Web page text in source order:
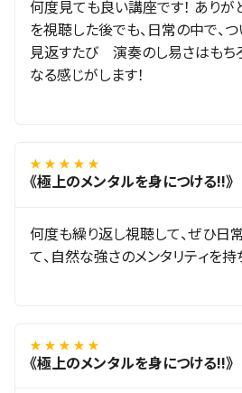
何度見ても良い講座です！ ありが
を視聴した後でも、日常の中で、
見返すたび 演奏のし易さはもち
なる感じがします！
★ ★ ★ ★ ★
《極上のメンタルを身につける!!》
何度も繰り返し視聴して、ぜひ日
て、自然な強さのメンタリティを
★ ★ ★ ★ ★
《極上のメンタルを身につける!!》